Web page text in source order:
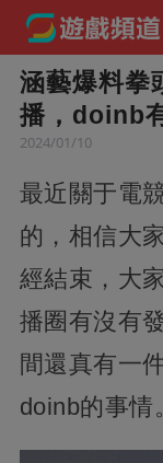
涵藝爆料拳
播，doinb
2024/01/10
最近關于電
的，相信大
經結束，大
播圈有沒有
間還真有一
doinb的事情